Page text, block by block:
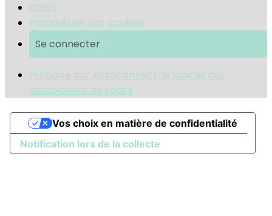
CGUV
Paramétrer vos cookies
Se connecter
Propulsé par AssoConnect, le logiciel des
associations de Loisirs
Notification lors de la collecte
Vos choix en matière de confidentialité